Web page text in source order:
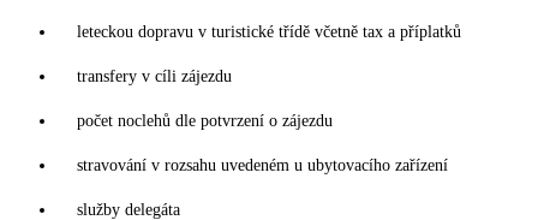
leteckou dopravu v turistické třídě včetně tax a příplatků
transfery v cíli zájezdu
počet noclehů dle potvrzení o zájezdu
stravování v rozsahu uvedeném u ubytovacího zařízení
služby delegáta